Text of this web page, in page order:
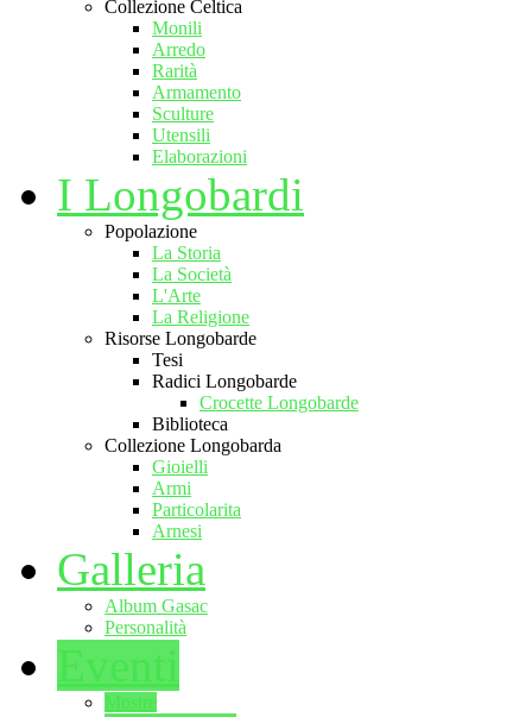
Collezione Celtica
Monili
Arredo
Rarità
Armamento
Sculture
Utensili
Elaborazioni
I Longobardi
Popolazione
La Storia
La Società
L'Arte
La Religione
Risorse Longobarde
Tesi
Radici Longobarde
Crocette Longobarde
Biblioteca
Collezione Longobarda
Gioielli
Armi
Particolarita
Arnesi
Galleria
Album Gasac
Personalità